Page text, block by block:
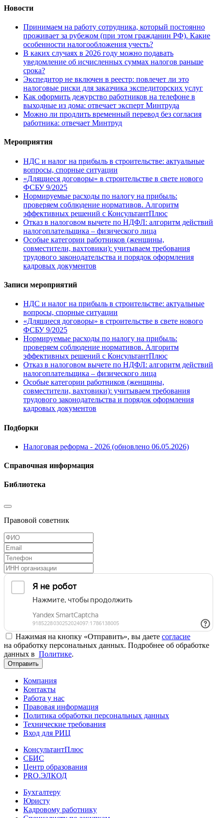
Новости
Принимаем на работу сотрудника, который постоянно
проживает за рубежом (при этом гражданин РФ). Какие
особенности налогообложения учесть?
В каких случаях в 2026 году можно подавать
уведомление об исчисленных суммах налогов раньше
срока?
Экспедитор не включен в реестр: повлечет ли это
налоговые риски для заказчика экспедиторских услуг
Как оформить дежурство работников на телефоне в
выходные из дома: отвечает эксперт Минтруда
Можно ли продлить временный перевод без согласия
работника: отвечает Минтруд
Мероприятия
НДС и налог на прибыль в строительстве: актуальные
вопросы, спорные ситуации
«Длящиеся договоры» в строительстве в свете нового
ФСБУ 9/2025
Нормируемые расходы по налогу на прибыль:
проверяем соблюдение нормативов. Алгоритм
эффективных решений с КонсультантПлюс
Отказ в налоговом вычете по НДФЛ: алгоритм действий
налогоплательщика – физического лица
Особые категории работников (женщины,
совместители, вахтовики): учитываем требования
трудового законодательства и порядок оформления
кадровых документов
Записи мероприятий
НДС и налог на прибыль в строительстве: актуальные
вопросы, спорные ситуации
«Длящиеся договоры» в строительстве в свете нового
ФСБУ 9/2025
Нормируемые расходы по налогу на прибыль:
проверяем соблюдение нормативов. Алгоритм
эффективных решений с КонсультантПлюс
Отказ в налоговом вычете по НДФЛ: алгоритм действий
налогоплательщика – физического лица
Особые категории работников (женщины,
совместители, вахтовики): учитываем требования
трудового законодательства и порядок оформления
кадровых документов
Подборки
Налоговая реформа - 2026 (обновлено 06.05.2026)
Справочная информация
Библиотека
Правовой советник
Нажимая на кнопку «Отправить», вы даете согласие
на обработку персональных данных. Подробнее об обработке
данных в Политике.
Отправить
Компания
Контакты
Работа у нас
Правовая информация
Политика обработки персональных данных
Технические требования
Вход для РИЦ
КонсультантПлюс
СБИС
Центр образования
PRO.ЭЛКОД
Бухгалтеру
Юристу
Кадровому работнику